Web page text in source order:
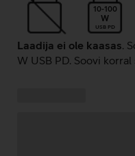
10-100
W
USB PD
Laadija ei ole kaasas.
W USB PD. Soovi